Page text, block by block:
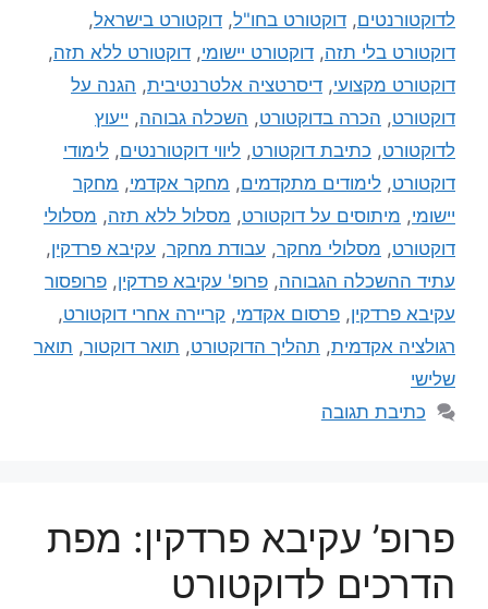
לדוקטורנטים, דוקטורט בחו"ל, דוקטורט בישראל,
דוקטורט בלי תזה, דוקטורט יישומי, דוקטורט ללא תזה,
דוקטורט מקצועי, דיסרטציה אלטרנטיבית, הגנה על
דוקטורט, הכרה בדוקטורט, השכלה גבוהה, ייעוץ
לדוקטורט, כתיבת דוקטורט, ליווי דוקטורנטים, לימודי
דוקטורט, לימודים מתקדמים, מחקר אקדמי, מחקר
יישומי, מיתוסים על דוקטורט, מסלול ללא תזה, מסלולי
דוקטורט, מסלולי מחקר, עבודת מחקר, עקיבא פרדקין,
עתיד ההשכלה הגבוהה, פרופ' עקיבא פרדקין, פרופסור
עקיבא פרדקין, פרסום אקדמי, קריירה אחרי דוקטורט,
רגולציה אקדמית, תהליך הדוקטורט, תואר דוקטור, תואר
שלישי
כתיבת תגובה
פרופ’ עקיבא פרדקין: מפת
הדרכים לדוקטורט